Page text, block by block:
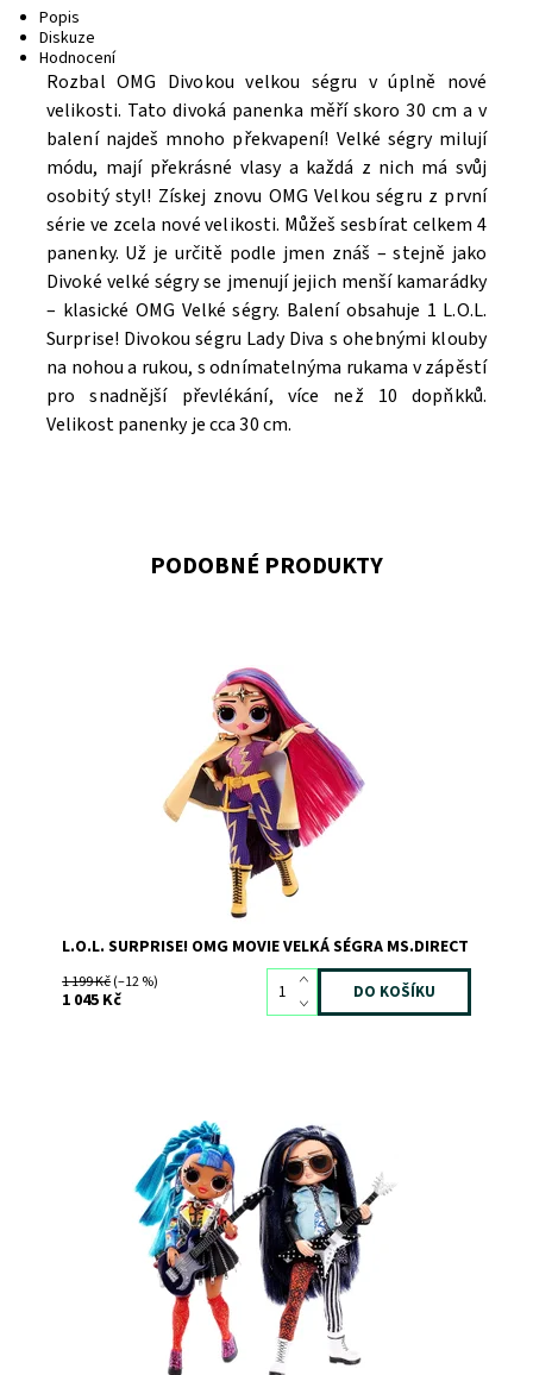
Popis
Diskuze
Hodnocení
Rozbal OMG Divokou velkou ségru v úplně nové
velikosti. Tato divoká panenka měří skoro 30 cm a v
balení najdeš mnoho překvapení! Velké ségry milují
módu, mají překrásné vlasy a každá z nich má svůj
osobitý styl! Získej znovu OMG Velkou ségru z první
série ve zcela nové velikosti. Můžeš sesbírat celkem 4
panenky. Už je určitě podle jmen znáš – stejně jako
Divoké velké ségry se jmenují jejich menší kamarádky
– klasické OMG Velké ségry. Balení obsahuje 1 L.O.L.
Surprise! Divokou ségru Lady Diva s ohebnými klouby
na nohou a rukou, s odnímatelnýma rukama v zápěstí
pro snadnější převlékání, více než 10 dopňkků.
Velikost panenky je cca 30 cm.
PODOBNÉ PRODUKTY
Skladem1
L.O.L. SURPRISE! OMG MOVIE VELKÁ SÉGRA MS.DIRECT
1 199 Kč(–12 %)
1 045 Kč
Dostupnost: Skladem>3
8132
MGA